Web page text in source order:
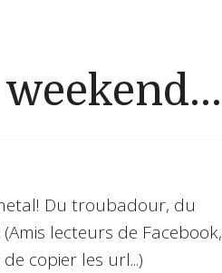
Du troubadour, du
lecteurs de Facebook,
copier les url...)